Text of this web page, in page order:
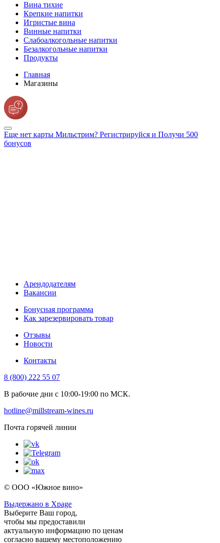
Вина тихие
Крепкие напитки
Игристые вина
Винные напитки
Слабоалкогольные напитки
Безалкогольные напитки
Продукты
Главная
Магазины
Еще нет карты Мильстрим? Регистрируйся и Получи 500
бонусов
Арендодателям
Вакансии
Бонусная программа
Как зарезервировать товар
Отзывы
Новости
Контакты
8 (800) 222 55 07
В рабочие дни с 10:00-19:00 по МСК.
hotline@millstream-wines.ru
Почта горячей линии
© ООО «Южное вино»
Выдержано в Xpage
Выберите Ваш город,
чтобы мы предоставили
актуальную информацию по ценам
согласно вашему местоположению